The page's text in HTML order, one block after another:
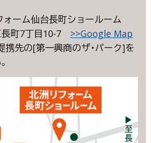
ーム仙台長町ショールーム
町7丁目10-7 >>Google Map
携先の[第一興商のザ・パーク]を